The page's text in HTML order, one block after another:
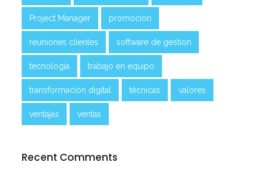
Project Manager promocion
reuniones clientes software de gestion
tecnología trabajo en equipo
transformación digital técnicas valores
ventajas ventas
Recent Comments